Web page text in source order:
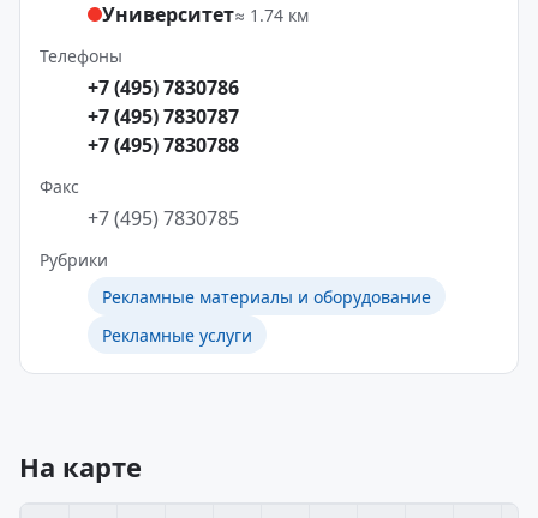
Университет≈ 1.74 км
Телефоны
+7 (495) 7830786
+7 (495) 7830787
+7 (495) 7830788
Факс
+7 (495) 7830785
Рубрики
Рекламные материалы и оборудование
Рекламные услуги
На карте